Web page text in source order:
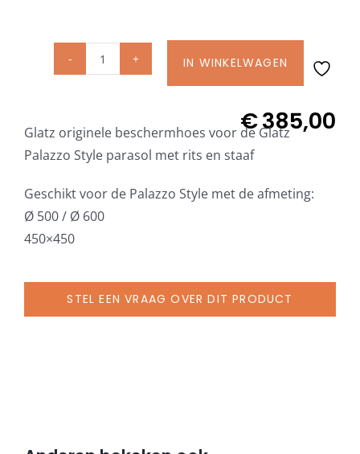
Glatz Vita Collectie
Umbrosa en Paraflex parasoldoeken
Onze merken
Glatz
met
rits
staaf
voor
parasol
400x100
IN WINKELWAGEN
€385,00
Glatz originele beschermhoes voor de Glatz
Palazzo Style parasol met rits en staaf
Geschikt voor de Palazzo Style met de afmeting:
Ø 500 / Ø 600
450×450
STEL EEN VRAAG OVER DIT PRODUCT